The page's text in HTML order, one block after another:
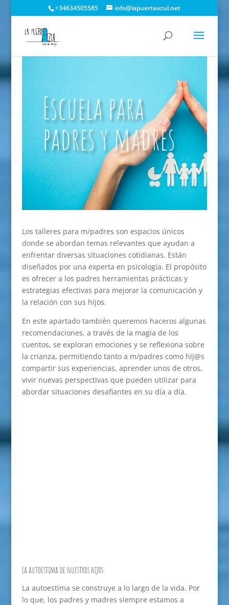
+34634505585 info@lapuertaazul.net
Escuela para
padres y madres
Los talleres para m/padres son espacios únicos
donde se abordan temas relevantes que ayudan a
enfrentar diversas situaciones cotidianas. Están
diseñados por una experta en psicología. El propósito
es ofrecer a los padres herramientas prácticas y
estrategias efectivas para mejorar la comunicación y
la relación con sus hijos.
En este apartado también queremos haceros algunas
recomendaciones, a través de la magia de los
cuentos, se exploran emociones y se reflexiona sobre
la crianza, permitiendo tanto a m/padres como hij@s
compartir sus experiencias, aprender unos de otros,
vivir nuevas perspectivas que pueden utilizar para
abordar situaciones desafiantes en su día a día.
La autoestima de nuestros hijos
La autoestima se construye a lo largo de la vida. Por
lo que, los padres y madres siempre estamos a